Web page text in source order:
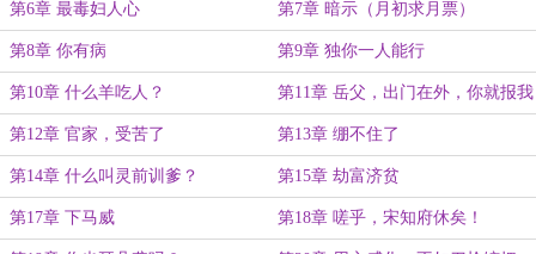
起来弹劾了你
第6章 最毒妇人心 第7章 暗示（月初求月票）
第8章 你有病 第9章 独你一人能行
第10章 什么羊吃人？ 第11章 岳父，出门在外，你就报我
宋十二的名号
第12章 官家，受苦了 第13章 绷不住了
第14章 什么叫灵前训爹？ 第15章 劫富济贫
第17章 下马威 第18章 嗟乎，宋知府休矣！